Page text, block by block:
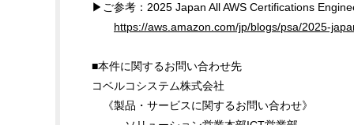
▶ご参考：2025 Japan All AWS Certifications
https://aws.amazon.com/jp/blogs/psa/2025-
■本件に関するお問い合わせ先
コベルコシステム株式会社
《製品・サービスに関するお問い合わせ》